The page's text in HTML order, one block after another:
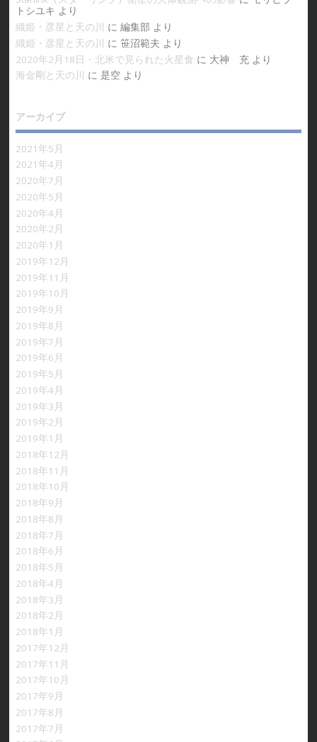
トシユキ より
織姫・彦星と天の川
に 編集部 より
織姫・彦星と天の川
に 笹沼範夫 より
2020年2月18日・北米で見られた火星食 に 大神 充より
海金剛と天の川
に 是空より
アーカイブ
2021年5月
2021年4月
2020年7月
2020年5月
2020年4月
2020年2月
2020年1月
2019年12月
2019年11月
2019年10月
2019年9月
2019年8月
2019年7月
2019年6月
2019年5月
2019年4月
2019年3月
2019年2月
2019年1月
2018年12月
2018年11月
2018年10月
2018年9月
2018年8月
2018年7月
2018年6月
2018年5月
2018年4月
2018年3月
2018年2月
2018年1月
2017年12月
2017年11月
2017年10月
2017年9月
2017年8月
2017年7月